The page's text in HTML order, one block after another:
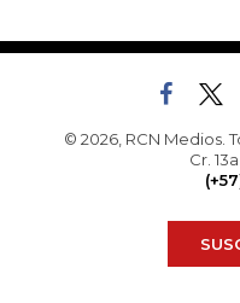
© 2026, RCN Medios.
Cr.